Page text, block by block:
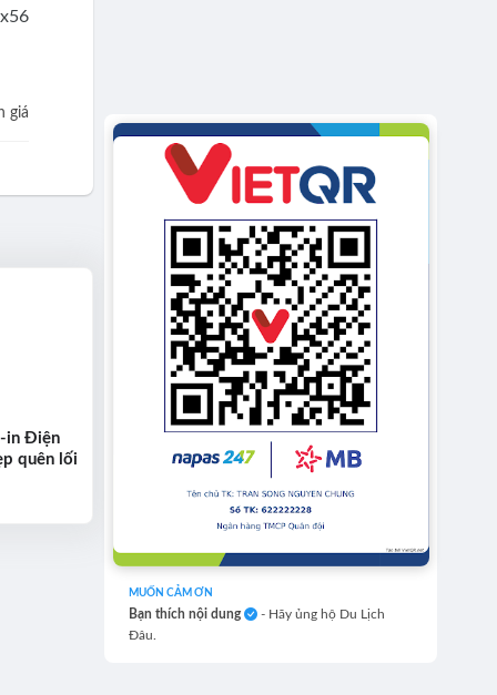
giá
in Điện
quên lối
MUỐN CẢM ƠN
Bạn thích nội dung
- Hãy ủng hộ Du Lịch
Đâu.